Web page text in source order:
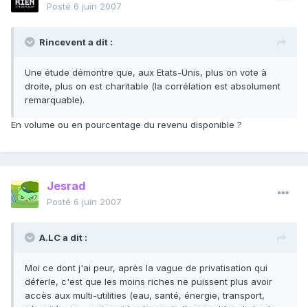
Posté 6 juin 2007
Rincevent a dit :
Une étude démontre que, aux Etats-Unis, plus on vote à
droite, plus on est charitable (la corrélation est absolument
remarquable).
En volume ou en pourcentage du revenu disponible ?
Jesrad
Posté 6 juin 2007
A.LC a dit :
Moi ce dont j'ai peur, après la vague de privatisation qui
déferle, c'est que les moins riches ne puissent plus avoir
accès aux multi-utilities (eau, santé, énergie, transport,